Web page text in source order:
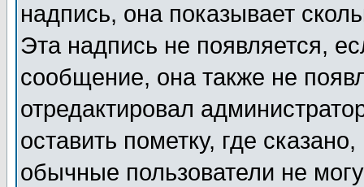
надпись, она показывает
Эта надпись не появляется,
сообщение, она также не
отредактировал
оставить пометку, где
обычные пользователи не